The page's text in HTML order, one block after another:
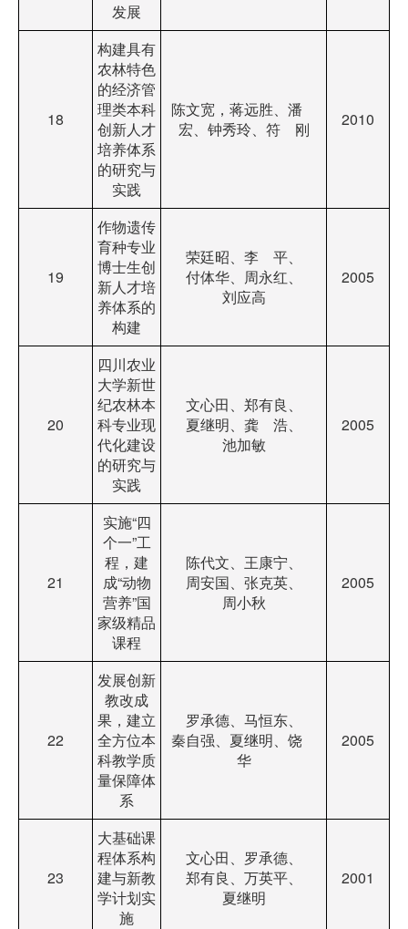
发展
18
构建具有
农林特色
的经济管
理类本科
创新人才
培养体系
的研究与
实践
陈文宽，蒋远胜、潘
宏、钟秀玲、符 刚
2010
19
作物遗传
育种专业
博士生创
新人才培
养体系的
构建
荣廷昭、李 平、
付体华、周永红、
刘应高
2005
20
四川农业
大学新世
纪农林本
科专业现
代化建设
的研究与
实践
文心田、郑有良、
夏继明、龚 浩、
池加敏
2005
21
实施“四
个一”工
程，建
成“动物
营养”国
家级精品
课程
陈代文、王康宁、
周安国、张克英、
周小秋
2005
22
发展创新
教改成
果，建立
全方位本
科教学质
量保障体
系
罗承德、马恒东、
秦自强、夏继明、饶
华
2005
23
大基础课
程体系构
建与新教
学计划实
施
文心田、罗承德、
郑有良、万英平、
夏继明
2001